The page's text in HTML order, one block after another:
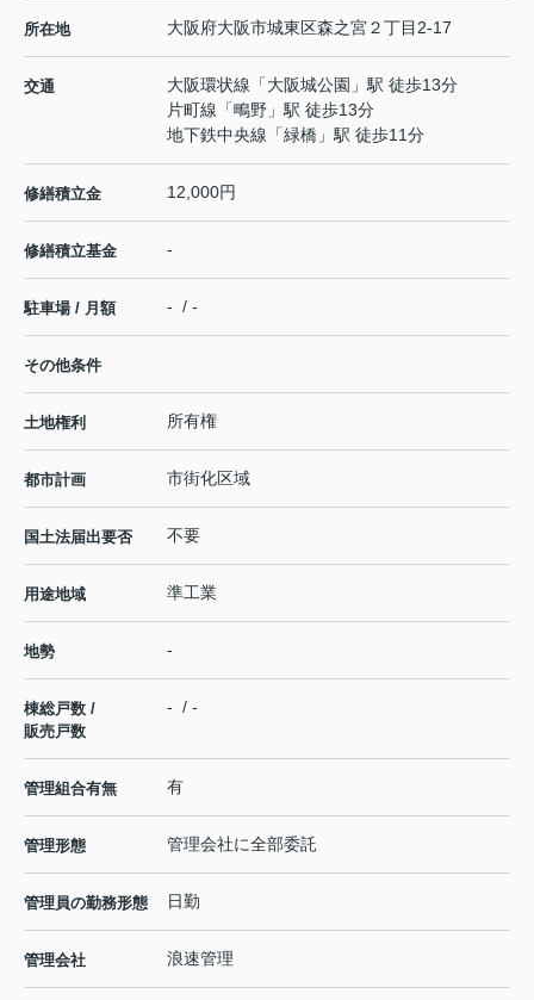
所在地 大阪府大阪市城東区森之宮２丁目2-17
交通 大阪環状線 「大阪城公園 」駅 徒歩13分
片町線 「鴫野 」駅 徒歩13分
地下鉄中央線 「緑橋 」駅 徒歩11分
修繕積立金 12,000円
修繕積立基金 -
駐車場 / 月額 - / -
その他条件
土地権利 所有権
都市計画 市街化区域
国土法届出要否 不要
用途地域 準工業
地勢 -
棟総戸数 /
販売戸数
- / -
管理組合有無 有
管理形態 管理会社に全部委託
管理員の勤務形態 日勤
管理会社 浪速管理